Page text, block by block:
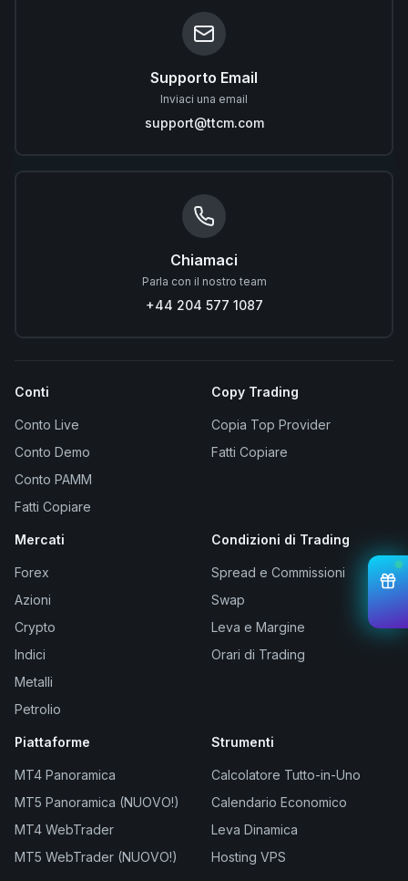
Supporto Email
Inviaci una email
support@ttcm.com
Chiamaci
Parla con il nostro team
+44 204 577 1087
Conti
Conto Live
Conto Demo
Conto PAMM
Fatti Copiare
Copy Trading
Copia Top Provider
Fatti Copiare
Mercati
Forex
Azioni
Crypto
Indici
Metalli
Petrolio
Condizioni di Trading
Spread e Commissioni
Swap
Leva e Margine
Orari di Trading
Piattaforme
MT4 Panoramica
MT5 Panoramica (NUOVO!)
MT4 WebTrader
MT5 WebTrader (NUOVO!)
Strumenti
Calcolatore Tutto-in-Uno
Calendario Economico
Leva Dinamica
Hosting VPS